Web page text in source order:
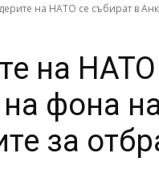
на НАТО се събират в
на НАТО
фона
за